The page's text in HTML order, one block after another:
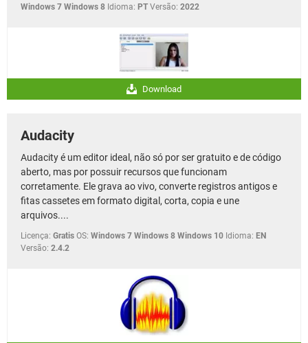
Windows 7 Windows 8 Idioma: PT Versão: 2022
Download
Audacity
Audacity é um editor ideal, não só por ser gratuito e de código
aberto, mas por possuir recursos que funcionam
corretamente. Ele grava ao vivo, converte registros antigos e
fitas cassetes em formato digital, corta, copia e une
arquivos....
Licença: Gratis OS: Windows 7 Windows 8 Windows 10 Idioma: EN
Versão: 2.4.2